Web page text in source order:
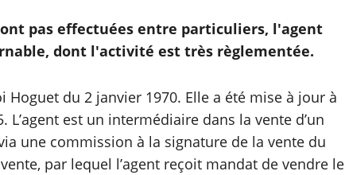
pas effectuées entre particuliers, l'agent
dont l'activité est très règlementée.
Hoguet du 2 janvier 1970. Elle a été mise à jour à
est un intermédiaire dans la vente d’un
une commission à la signature de la vente du
par lequel l’agent reçoit mandat de vendre le